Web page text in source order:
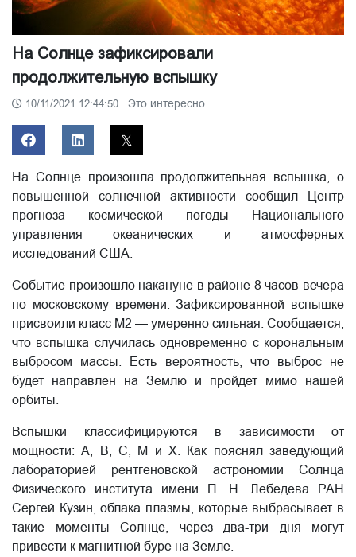
На Солнце зафиксировали
продолжительную вспышку
10/11/2021 12:44:50 Это интересно
На Солнце произошла продолжительная вспышка, о
повышенной солнечной активности сообщил Центр
прогноза космической погоды Национального
управления океанических и атмосферных
исследований США.
Событие произошло накануне в районе 8 часов вечера
по московскому времени. Зафиксированной вспышке
присвоили класс M2 — умеренно сильная. Сообщается,
что вспышка случилась одновременно с корональным
выбросом массы. Есть вероятность, что выброс не
будет направлен на Землю и пройдет мимо нашей
орбиты.
Вспышки классифицируются в зависимости от
мощности: A, B, C, M и X. Как пояснял заведующий
лабораторией рентгеновской астрономии Солнца
Физического института имени П. Н. Лебедева РАН
Сергей Кузин, облака плазмы, которые выбрасывает в
такие моменты Солнце, через два-три дня могут
привести к магнитной буре на Земле.